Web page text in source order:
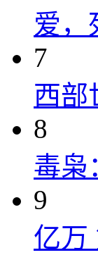
爱，
7
西部
8
毒枭
9
亿万